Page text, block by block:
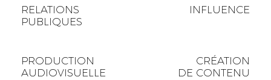
RELATIONS
PUBLIQUES
INFLUENCE
PRODUCTION
AUDIOVISUELLE
CRÉATION
DE CONTENU